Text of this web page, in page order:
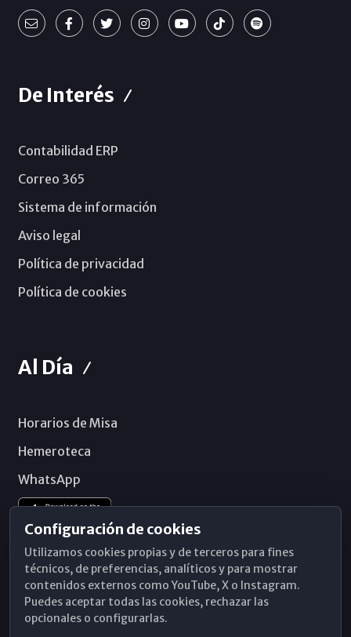
De Interés
Contabilidad ERP
Correo 365
Sistema de información
Aviso legal
Política de privacidad
Política de cookies
Al Día
Horarios de Misa
Hemeroteca
WhatsApp
Configuración de cookies
Utilizamos cookies propias y de terceros para fines
técnicos, de preferencias, analíticos y para mostrar
contenidos externos como YouTube, X o Instagram.
Puedes aceptar todas las cookies, rechazar las
opcionales o configurarlas.